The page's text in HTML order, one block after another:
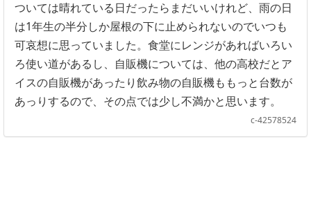
ついては晴れている日だったらまだいいけれど、雨の日
は1年生の半分しか屋根の下に止められないのでいつも
可哀想に思っていました。食堂にレンジがあればいろい
ろ使い道があるし、自販機については、他の高校だとア
イスの自販機があったり飲み物の自販機ももっと台数が
あっりするので、その点では少し不満かと思います。
c-42578524